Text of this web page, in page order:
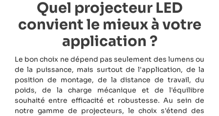
Quel projecteur LED
convient le mieux à votre
application ?
Le bon choix ne dépend pas seulement des lumens ou
de la puissance, mais surtout de l'application, de la
position de montage, de la distance de travail, du
poids, de la charge mécanique et de l'équilibre
souhaité entre efficacité et robustesse. Au sein de
notre gamme de projecteurs, le choix s'étend des